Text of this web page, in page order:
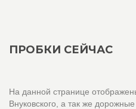
ПРОБКИ СЕЙЧАС
На данной странице
Внуковского, а так же